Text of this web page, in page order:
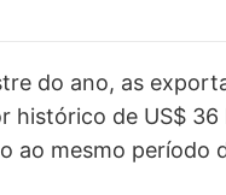
do ano, as
histórico de US$
ao mesmo período